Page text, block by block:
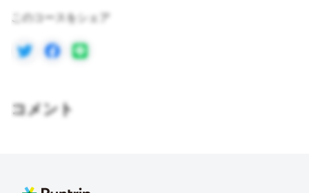
このコースをシェア
コメント